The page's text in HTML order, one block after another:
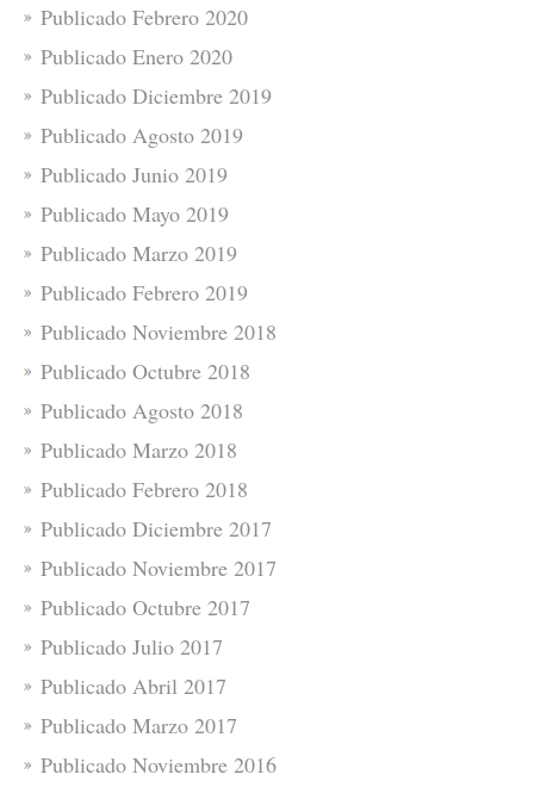
Publicado Febrero 2020
Publicado Enero 2020
Publicado Diciembre 2019
Publicado Agosto 2019
Publicado Junio 2019
Publicado Mayo 2019
Publicado Marzo 2019
Publicado Febrero 2019
Publicado Noviembre 2018
Publicado Octubre 2018
Publicado Agosto 2018
Publicado Marzo 2018
Publicado Febrero 2018
Publicado Diciembre 2017
Publicado Noviembre 2017
Publicado Octubre 2017
Publicado Julio 2017
Publicado Abril 2017
Publicado Marzo 2017
Publicado Noviembre 2016